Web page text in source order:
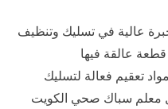
عالية في تسليك وتنظيف
عالقة فيها
تعقيم فعالة لتسليك
معلم سباك صحي الكويت